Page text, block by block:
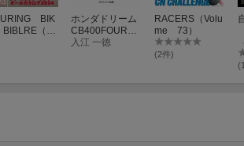
】
がら過ぎ往く、絶版車時間」
活
BIK
（20
ホンダドリーム
CB400FOUR
CB400Fを哲学
入江 一徳
RACERS（Volu
me 73）
(2件)